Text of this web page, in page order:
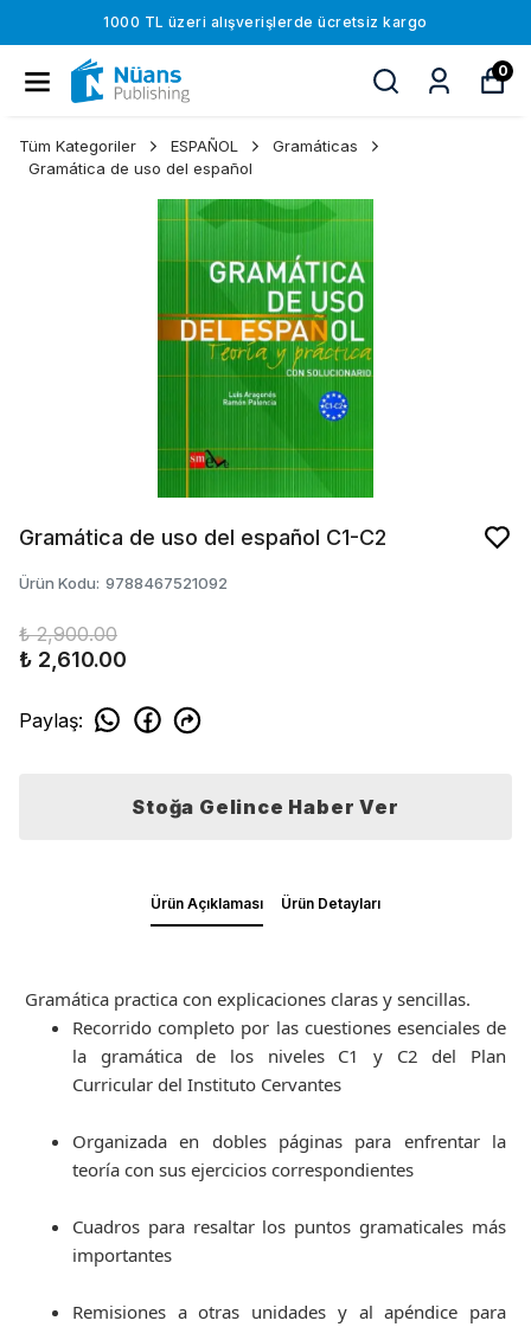
1000 TL üzeri alışverişlerde ücretsiz kargo
0
Tüm Kategoriler ESPAÑOL
Gramáticas
Gramática de uso del español
Gramática de uso del español C1-C2
Ürün Kodu: 9788467521092
₺ 2,900.00
₺ 2,610.00
Paylaş:
Stoğa Gelince Haber Ver
Ürün Açıklaması Ürün Detayları
Gramática practica con explicaciones claras y sencillas.
Recorrido completo por las cuestiones esenciales de
la gramática de los niveles C1 y C2 del Plan
Curricular del Instituto Cervantes
Organizada en dobles páginas para enfrentar la
teoría con sus ejercicios correspondientes
Cuadros para resaltar los puntos gramaticales más
importantes
Remisiones a otras unidades y al apéndice para